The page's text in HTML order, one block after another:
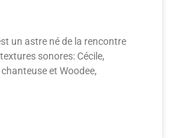
un astre né de la rencontre
sonores: Cécile,
et Woodee,